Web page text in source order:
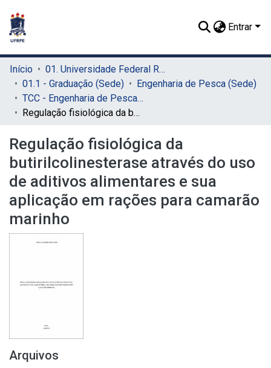
Entrar
Início
01. Universidade Federal Rural de Pernambuco - UFRPE (Sede)
01.1 - Graduação (Sede)
Engenharia de Pesca (Sede)
TCC - Engenharia de Pesca (Sede)
Regulação fisiológica da butirilcolinesterase através do uso de aditivos alimentares e sua aplicação em rações para camarão marinho
Regulação fisiológica da
butirilcolinesterase através do uso
de aditivos alimentares e sua
aplicação em rações para camarão
marinho
Arquivos